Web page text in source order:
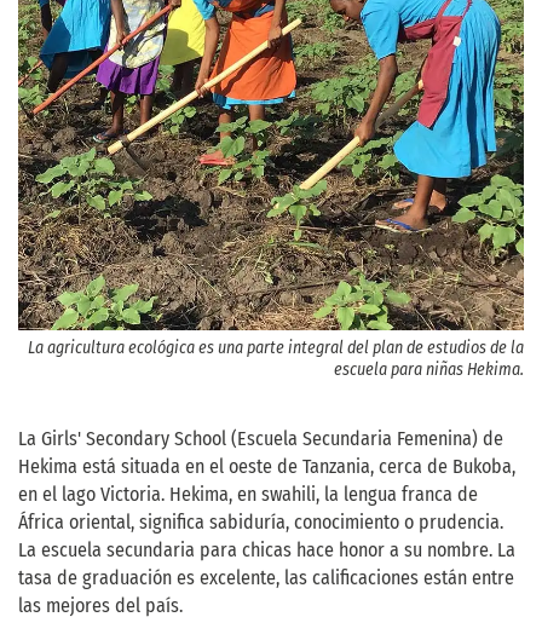
La agricultura ecológica es una parte integral del plan de estudios de la
escuela para niñas Hekima.
La Girls' Secondary School (Escuela Secundaria Femenina) de
Hekima está situada en el oeste de Tanzania, cerca de Bukoba,
en el lago Victoria. Hekima, en swahili, la lengua franca de
África oriental, significa sabiduría, conocimiento o prudencia.
La escuela secundaria para chicas hace honor a su nombre. La
tasa de graduación es excelente, las calificaciones están entre
las mejores del país.